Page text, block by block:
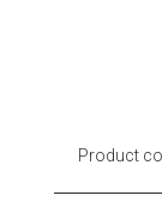
Product